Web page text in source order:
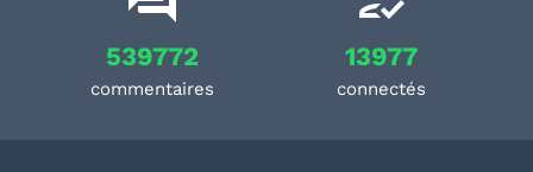
539772
commentaires
13977
connectés